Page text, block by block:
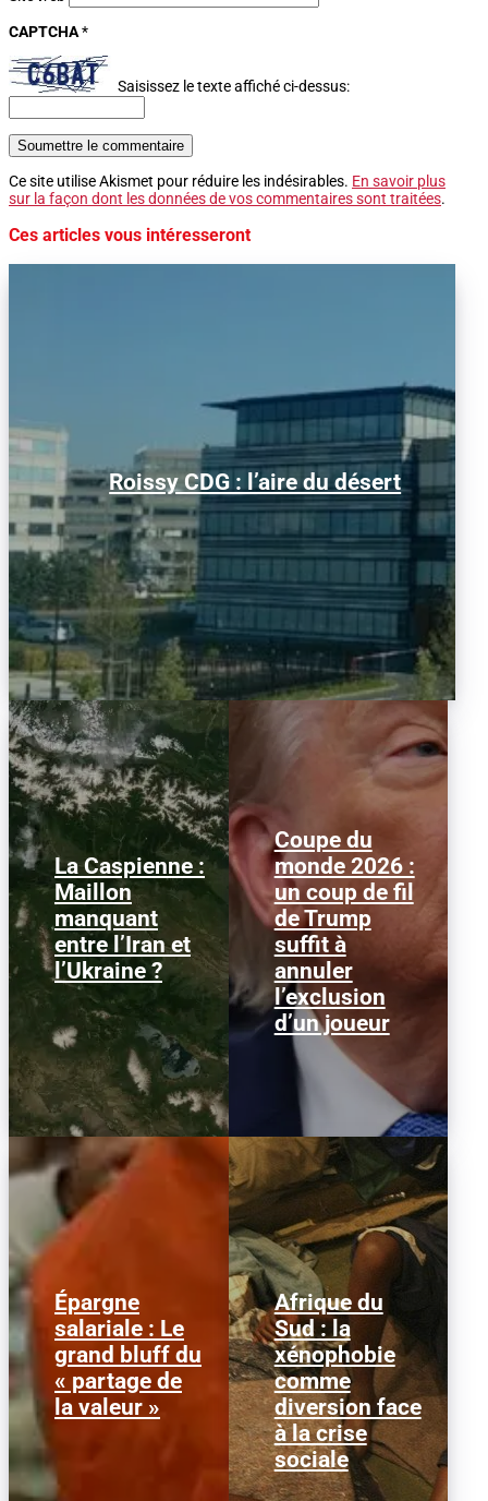
CAPTCHA*
Saisissez le texte affiché ci-dessus:
Soumettre le commentaire
Ce site utilise Akismet pour réduire les indésirables. En savoir plus
sur la façon dont les données de vos commentaires sont traitées.
Ces articles vous intéresseront
Roissy CDG : l’aire du désert
Alors que le trafic aérien a retrouvé son
niveau d’avant la pandémie, les
conditions d’obtention...
La Caspienne :
Maillon
manquant
entre l’Iran et
l’Ukraine ?
Samedi 25 juillet 2026,
des drones ukrainiens
ont frappé plusieurs
cibles en mer Caspienne,
parmi...
Coupe du
monde 2026 :
un coup de fil
de Trump
suffit à
annuler
l’exclusion
d’un joueur
Le 1er juillet 2026,
l'attaquant américain
Folarin Balogun recevait
un carton rouge
parfaitement...
Épargne
salariale : Le
grand bluff du
« partage de
la valeur »
Alors que l'inflation et la
course aux profits
écrasent le pouvoir
d’achat, la loi « partage
de la...
Afrique du
Sud : la
xénophobie
comme
diversion face
à la crise
sociale
© HCR/ James Oatway
L’Afrique du Sud est
entrée dans une
séquence dangereuse.
Des groupes...